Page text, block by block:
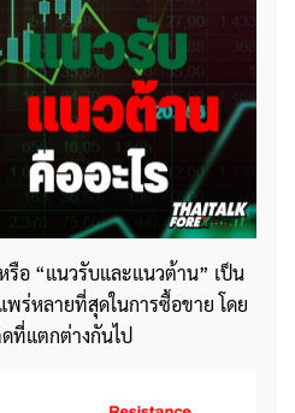
รือ “แนวรับและแนวต้าน” เป็น
ร่หลายที่สุดในการซื้อขาย โดย
ที่แตกต่างกันไป